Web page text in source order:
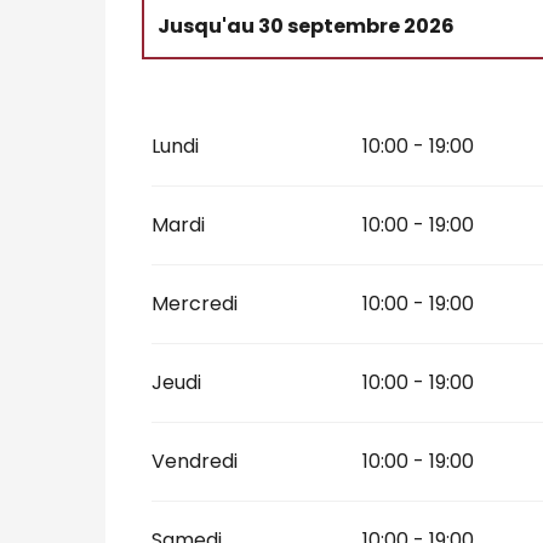
Jusqu'au 30 septembre 2026
Lundi 10:00 - 19:00
Mardi 10:00 - 19:00
Mercredi 10:00 - 19:00
Jeudi 10:00 - 19:00
Vendredi 10:00 - 19:00